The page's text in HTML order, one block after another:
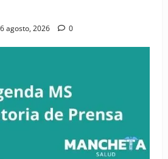
6 agosto, 2026 0